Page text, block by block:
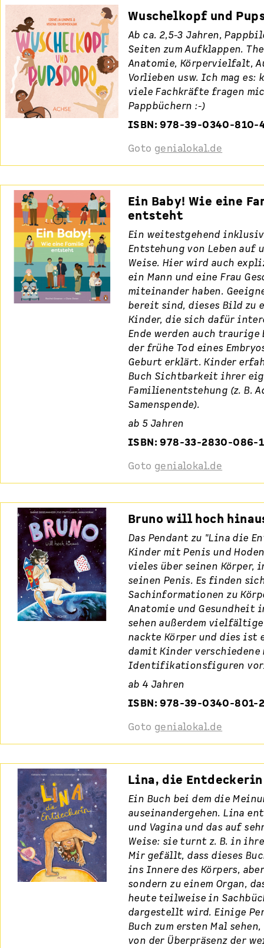
Wuschelkopf und
Ab ca. 2,5-3 Jahren,
Seiten zum Aufklappen.
Anatomie, Körpervielfalt,
Vorlieben usw. Ich mag
viele Fachkräfte fragen
Pappbüchern :-)
ISBN: 978-39-0340-810-
Goto genialokal.de
Ein Baby! Wie eine
entsteht
Ein weitestgehend
Entstehung von Leben auf
Weise. Hier wird auch
ein Mann und eine Frau
miteinander haben.
bereit sind, dieses Bild zu
Kinder, die sich dafür
Ende werden auch
der frühe Tod eines
Geburt erklärt. Kinder
Buch Sichtbarkeit ihrer
Familienentstehung (z. B.
Samenspende).
ab 5 Jahren
ISBN: 978-33-2830-086-1
Goto genialokal.de
Bruno will hoch
Das Pendant zu "Lina die
Kinder mit Penis und
vieles über seinen Körper,
seinen Penis. Es finden
Sachinformationen zu
Anatomie und Gesundheit
sehen außerdem
nackte Körper und dies
damit Kinder verschiedene
Identifikationsfiguren
ab 4 Jahren
ISBN: 978-39-0340-801-
Goto genialokal.de
Lina, die Entdeckerin
Ein Buch bei dem die
auseinandergehen. Lina
und Vagina und das auf
Weise: sie turnt z. B. in
Mir gefällt, dass dieses
ins Innere des Körpers,
sondern zu einem Organ,
heute teilweise in
dargestellt wird. Einige
Buch zum ersten Mal
von der Überpräsenz der